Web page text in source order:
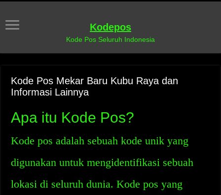
Kodepos
Kode Pos Seluruh Indonesia
Kode Pos Mekar Baru Kubu Raya dan
Informasi Lainnya
Apa itu Kode Pos?
Kode pos adalah sebuah kode unik yang
digunakan untuk mengidentifikasi sebuah
lokasi di seluruh dunia. Kode pos yang